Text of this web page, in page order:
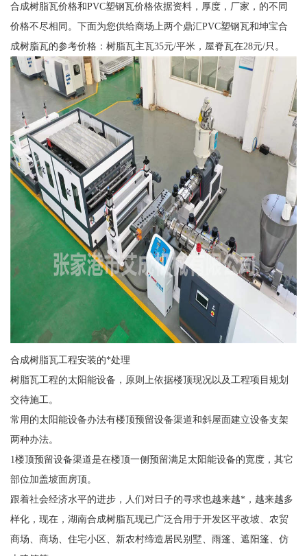
合成树脂瓦价格和PVC塑钢瓦价格依据资料，厚度，厂家，的不同
价格不尽相同。下面为您供给商场上两个鼎汇PVC塑钢瓦和坤宝合
成树脂瓦的参考价格：树脂瓦主瓦35元/平米，屋脊瓦在28元/只。
合成树脂瓦工程安装的*处理
树脂瓦工程的太阳能设备，原则上依据楼顶现况以及工程项目规划
交待施工。
常用的太阳能设备办法有楼顶预留设备渠道和斜屋面建立设备支架
两种办法。
1楼顶预留设备渠道是在楼顶一侧预留满足太阳能设备的宽度，其它
部位加盖坡面房顶。
跟着社会经济水平的进步，人们对日子的寻求也越来越*，越来越多
样化，现在，湖南合成树脂瓦现已广泛合用于开发区平改坡、农贸
商场、商场、住宅小区、新农村缔造居民别墅、雨篷、遮阳篷、仿